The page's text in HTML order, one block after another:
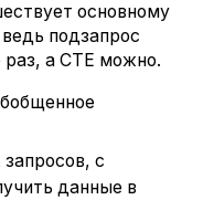
основному
подзапрос
раз, а CTE можно.
с
данные в